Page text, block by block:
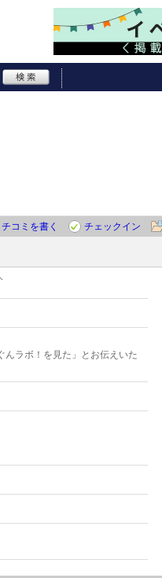
チコミを書く
チェックイン
ラボ！を見た」とお伝えいた